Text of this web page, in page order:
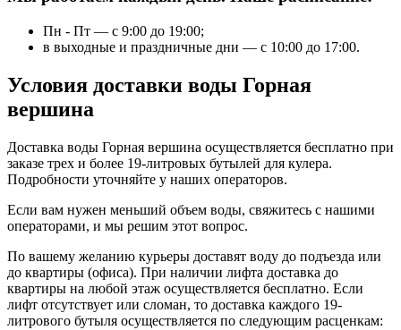
Пн - Пт — с 9:00 до 19:00;
в выходные и праздничные дни — с 10:00 до 17:00.
Условия доставки воды Горная
вершина
Доставка воды Горная вершина осуществляется бесплатно при
заказе трех и более 19-литровых бутылей для кулера.
Подробности уточняйте у наших операторов.
Если вам нужен меньший объем воды, свяжитесь с нашими
операторами, и мы решим этот вопрос.
По вашему желанию курьеры доставят воду до подъезда или
до квартиры (офиса). При наличии лифта доставка до
квартиры на любой этаж осуществляется бесплатно. Если
лифт отсутствует или сломан, то доставка каждого 19-
литрового бутыля осуществляется по следующим расценкам: